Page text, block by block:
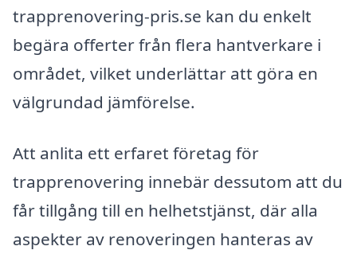
trapprenovering-pris.se kan du enkelt
begära offerter från flera hantverkare i
området, vilket underlättar att göra en
välgrundad jämförelse.
Att anlita ett erfaret företag för
trapprenovering innebär dessutom att du
får tillgång till en helhetstjänst, där alla
aspekter av renoveringen hanteras av